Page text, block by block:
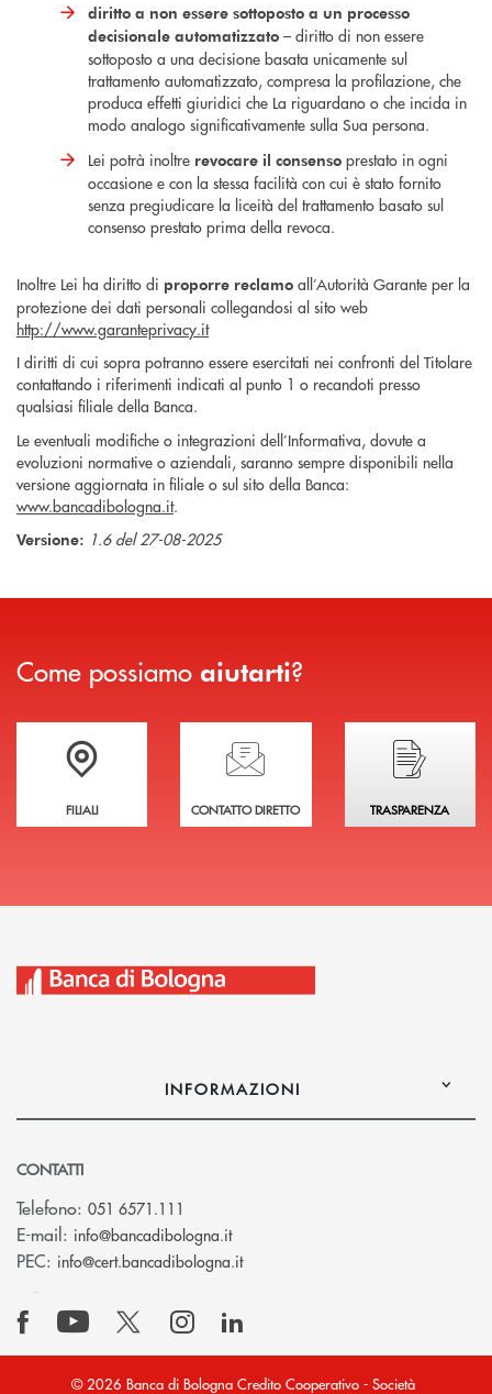
diritto a non essere sottoposto a un processo
decisionale automatizzato – diritto di non essere
sottoposto a una decisione basata unicamente sul
trattamento automatizzato, compresa la profilazione, che
produca effetti giuridici che La riguardano o che incida in
modo analogo significativamente sulla Sua persona.
Lei potrà inoltre revocare il consenso prestato in ogni
occasione e con la stessa facilità con cui è stato fornito
senza pregiudicare la liceità del trattamento basato sul
consenso prestato prima della revoca.
Inoltre Lei ha diritto di proporre reclamo all’Autorità Garante per la
protezione dei dati personali collegandosi al sito web
http://www.garanteprivacy.it
I diritti di cui sopra potranno essere esercitati nei confronti del Titolare
contattando i riferimenti indicati al punto 1 o recandoti presso
qualsiasi filiale della Banca.
Le eventuali modifiche o integrazioni dell’Informativa, dovute a
evoluzioni normative o aziendali, saranno sempre disponibili nella
versione aggiornata in filiale o sul sito della Banca:
www.bancadibologna.it.
Versione: 1.6 del 27-08-2025
Come possiamo aiutarti?
Trova la filiale più vicina a te
FILIALI
Hai bisogno di assistenza immediata?
CONTATTO DIRETTO
Hai bisogno di
TRASPARENZA
INFORMAZIONI
CONTATTI
Telefono: 051 6571.111
E-mail: info@bancadibologna.it(si apre l’app di posta elettronica)
PEC: info@cert.bancadibologna.it(si apre l’app di posta
© 2026 Banca di Bologna Credito Cooperativo - Società